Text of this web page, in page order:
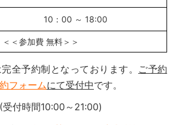
10：00 ～ 18:00
＜＜参加費 無料＞＞
全予約制となっております。 ご予約
フォームにて受付中です。
付時間10:00～21:00)